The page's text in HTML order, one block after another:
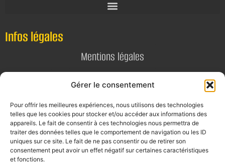
Gérer le consentement
Pour offrir les meilleures expériences, nous utilisons des technologies
telles que les cookies pour stocker et/ou accéder aux informations des
appareils. Le fait de consentir à ces technologies nous permettra de
traiter des données telles que le comportement de navigation ou les ID
uniques sur ce site. Le fait de ne pas consentir ou de retirer son
consentement peut avoir un effet négatif sur certaines caractéristiques
et fonctions.
Infos légales
Mentions légales
Politique de confidentialité
Contact
E-mail
contact@alta-studio.fr